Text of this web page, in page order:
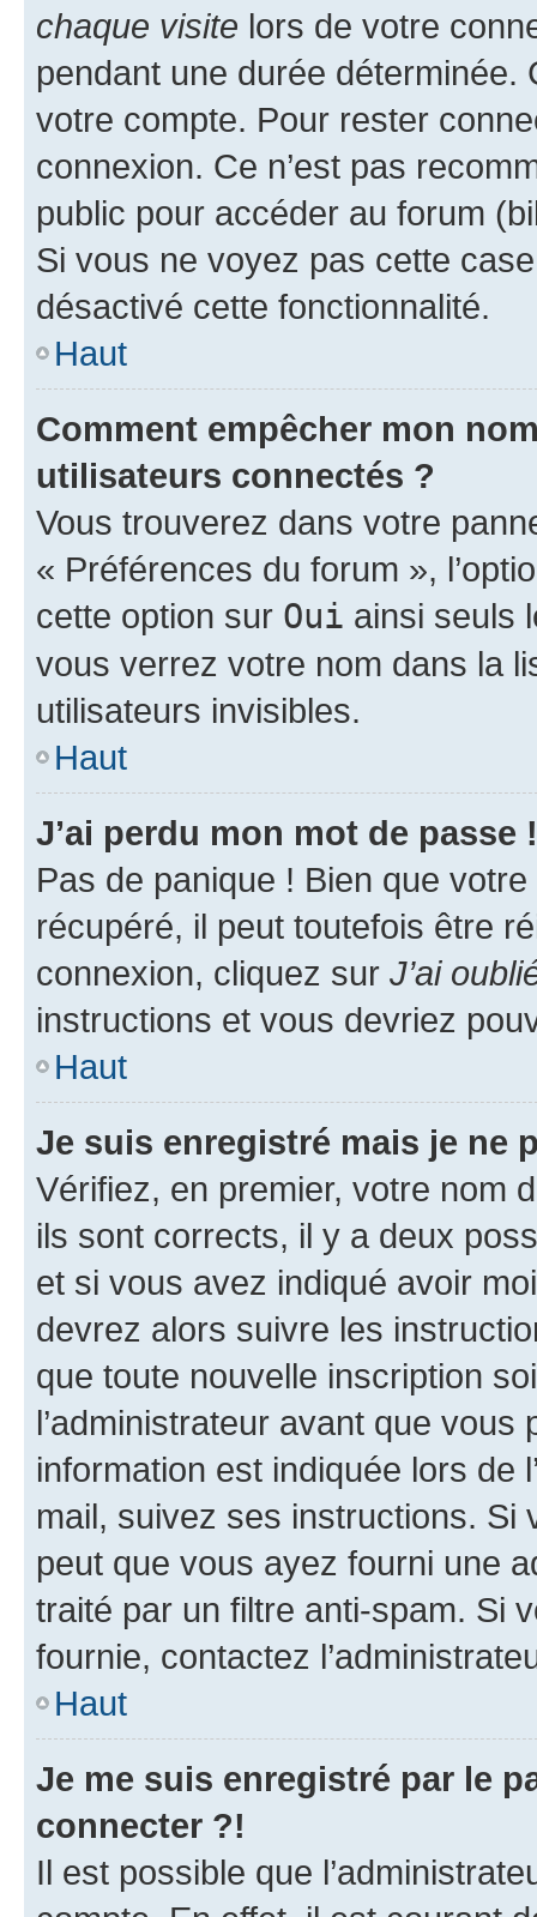
chaque visite lors de votre
pendant une durée déterminée.
votre compte. Pour rester
connexion. Ce n’est pas
public pour accéder au forum
Si vous ne voyez pas cette
désactivé cette fonctionnalité.
Haut
Comment empêcher mon
utilisateurs connectés ?
Vous trouverez dans votre
« Préférences du forum »,
cette option sur Oui ainsi seuls
vous verrez votre nom dans la
utilisateurs invisibles.
Haut
J’ai perdu mon mot de passe !
Pas de panique ! Bien que
récupéré, il peut toutefois être
connexion, cliquez sur J’ai
instructions et vous devriez
Haut
Je suis enregistré mais je ne
Vérifiez, en premier, votre nom
ils sont corrects, il y a deux
et si vous avez indiqué avoir
devrez alors suivre les
que toute nouvelle inscription
l’administrateur avant que
information est indiquée lors de
mail, suivez ses instructions. Si
peut que vous ayez fourni une
traité par un filtre anti-spam. Si
fournie, contactez
Haut
Je me suis enregistré par le
connecter ?!
Il est possible que